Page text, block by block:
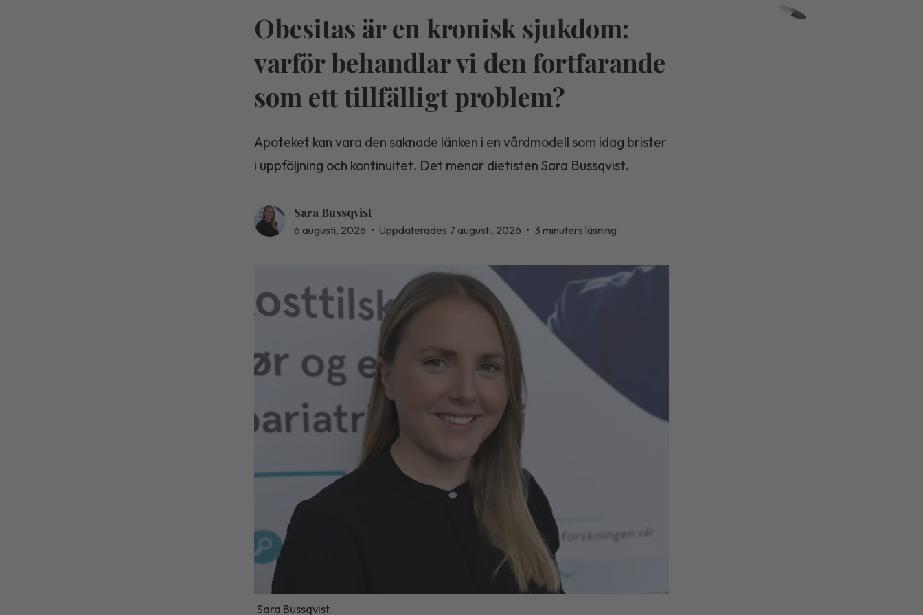
Obesitas är en kronisk sjukdom:
varför behandlar vi den fortfarande
som ett tillfälligt problem?
Apoteket kan vara den saknade länken i en vårdmodell som idag brister
i uppföljning och kontinuitet. Det menar dietisten Sara Bussqvist.
Sara Bussqvist
6 augusti, 2026 • Uppdaterades 7 augusti, 2026 • 3 minuters läsning
Sara Bussqvist.